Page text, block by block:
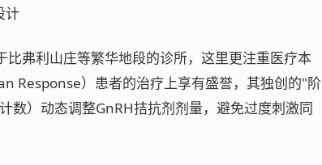
计
弗利山庄等繁华地段的诊所，这里更注重医疗本
Response）患者的治疗上享有盛誉，其独创的"阶
数）动态调整GnRH拮抗剂剂量，避免过度刺激同